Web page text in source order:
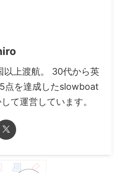
以上渡航。 30代から英
点を達成したslowboat
て運営しています。